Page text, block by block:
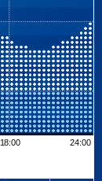
18:00 24:00